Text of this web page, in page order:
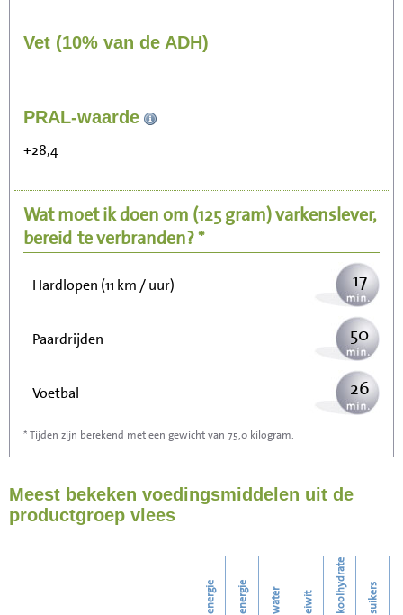
Vet (10% van de ADH)
PRAL-waarde
+28,4
Wat moet ik doen om (125 gram)varkenslever,
bereid te verbranden? *
Zitten, tv kijken
Wandelen (5 km/uur) 44
Hardlopen (11 km / uur) 17
Paardrijden 50
Voetbal 26
Stofzuigen
Strijken 86
99
* Tijden zijn berekend met een gewicht van 75,0 kilogram.
Meest bekeken voedingsmiddelen uit de
productgroep vlees
energie energie water eiwit koolhydraten suikers